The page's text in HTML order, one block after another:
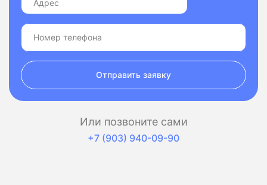
Отправить заявку
Или позвоните сами
+7 (903) 940-09-90